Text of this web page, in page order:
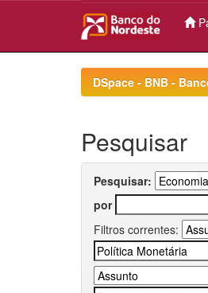
DSpace - BNB -
Pesquisar
Pesquisar:
por
Filtros correntes: